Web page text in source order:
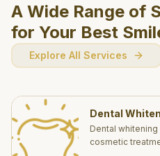
A Wide Range of
for Your Best
Explore All Services
Dental
Dental
cosmetic